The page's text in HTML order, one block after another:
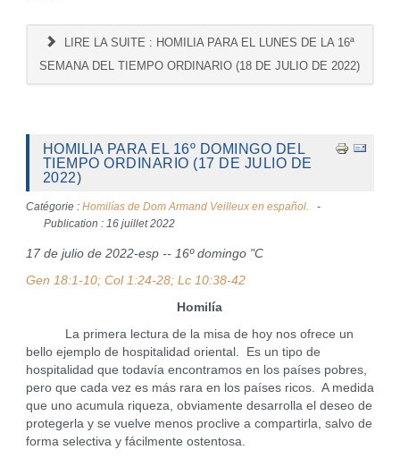
LIRE LA SUITE : HOMILIA PARA EL LUNES DE LA 16ª
SEMANA DEL TIEMPO ORDINARIO (18 DE JULIO DE 2022)
HOMILIA PARA EL 16º DOMINGO DEL
TIEMPO ORDINARIO (17 DE JULIO DE
2022)
Catégorie : Homilías de Dom Armand Veilleux en español.
Publication : 16 juillet 2022
17 de julio de 2022-esp -- 16º domingo "C
Gen 18:1-10; Col 1:24-28; Lc 10:38-42
Homilía
La primera lectura de la misa de hoy nos ofrece un
bello ejemplo de hospitalidad oriental. Es un tipo de
hospitalidad que todavía encontramos en los países pobres,
pero que cada vez es más rara en los países ricos. A medida
que uno acumula riqueza, obviamente desarrolla el deseo de
protegerla y se vuelve menos proclive a compartirla, salvo de
forma selectiva y fácilmente ostentosa.